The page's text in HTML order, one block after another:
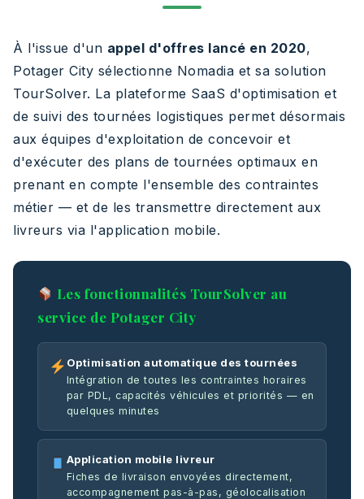
À l'issue d'un appel d'offres lancé en 2020,
Potager City sélectionne Nomadia et sa solution
TourSolver. La plateforme SaaS d'optimisation et
de suivi des tournées logistiques permet désormais
aux équipes d'exploitation de concevoir et
d'exécuter des plans de tournées optimaux en
prenant en compte l'ensemble des contraintes
métier — et de les transmettre directement aux
livreurs via l'application mobile.
Les fonctionnalités TourSolver au
service de Potager City
Optimisation automatique des tournées
Intégration de toutes les contraintes horaires
par PDL, capacités véhicules et priorités — en
quelques minutes
Application mobile livreur
Fiches de livraison envoyées directement,
accompagnement pas-à-pas, géolocalisation